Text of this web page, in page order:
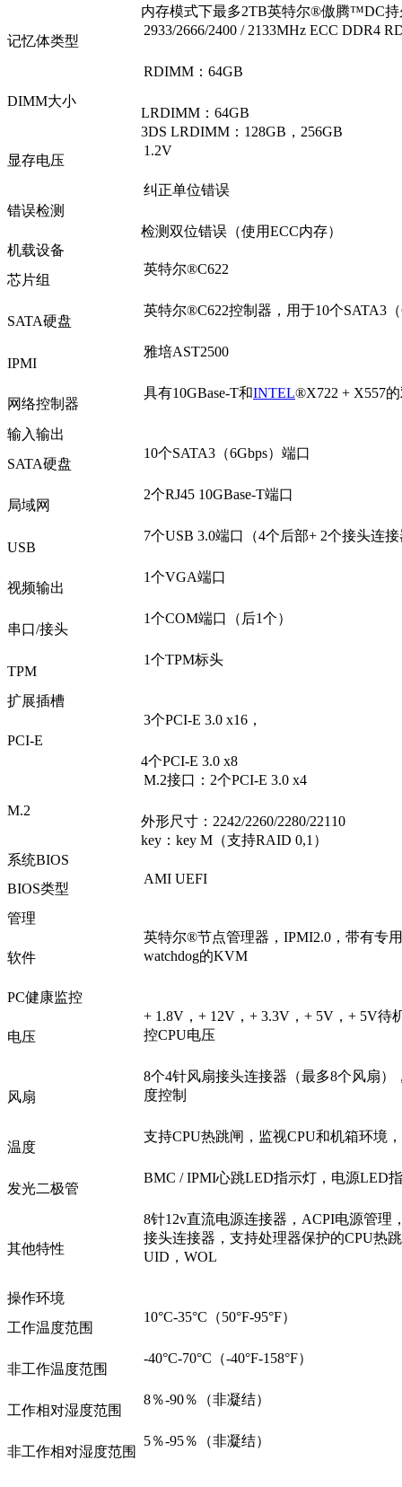
内存模式下最多2TB英特尔®傲腾™DC持
记忆体类型
2933/2666/2400 / 2133MHz ECC DDR4
DIMM大小
RDIMM：64GB
LRDIMM：64GB
3DS LRDIMM：128GB，256GB
显存电压
1.2V
错误检测
纠正单位错误
检测双位错误（使用ECC内存）
机载设备
芯片组
英特尔®C622
SATA硬盘
英特尔®C622控制器，用于10个SATA3
IPMI
雅培AST2500
网络控制器
具有10GBase-T和INTEL®X722 + X557
输入输出
SATA硬盘
10个SATA3（6Gbps）端口
局域网
2个RJ45 10GBase-T端口
USB
7个USB 3.0端口（4个后部+ 2个接头连
视频输出
1个VGA端口
串口/接头
1个COM端口（后1个）
TPM
1个TPM标头
扩展插槽
PCI-E
3个PCI-E 3.0 x16，
4个PCI-E 3.0 x8
M.2
M.2接口：2个PCI-E 3.0 x4
外形尺寸：2242/2260/2280/22110
key ： key M （支持RAID 0,1 ）
系统BIOS
BIOS类型
AMI UEFI
管理
软件
英特尔®节点管理器， IPMI2.0 ，带有专用
watchdog的KVM
PC健康监控
电压
+ 1.8V，+ 12V，+ 3.3V，+ 5V，+ 5V待
控CPU电压
风扇
8个4针风扇接头连接器（最多8个风扇
度控制
温度
支持CPU热跳闸，监视CPU和机箱环境
发光二极管
BMC / IPMI心跳LED指示灯，电源LED
其他特性
8针12v直流电源连接器，ACPI电源管
接头连接器，支持处理器保护的CPU热
UID，WOL
操作环境
工作温度范围
10°C-35°C（50°F-95°F）
非工作温度范围
-40°C-70°C（-40°F-158°F）
工作相对湿度范围
8％-90％（非凝结）
非工作相对湿度范围
5％-95％（非凝结）